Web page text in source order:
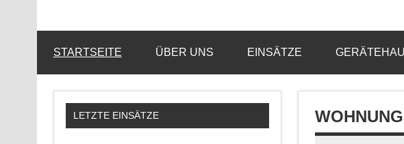
STARTSEITE ÜBER UNS EINSÄTZE
LETZTE EINSÄTZE